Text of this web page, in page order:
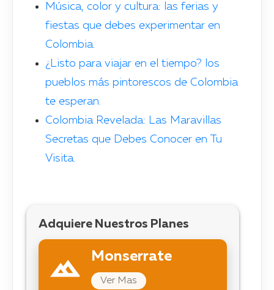
Música, color y cultura: las ferias y
fiestas que debes experimentar en
Colombia.
¿Listo para viajar en el tiempo? los
pueblos más pintorescos de Colombia
te esperan.
Colombia Revelada: Las Maravillas
Secretas que Debes Conocer en Tu
Visita.
Adquiere Nuestros Planes
Monserrate
Ver Mas